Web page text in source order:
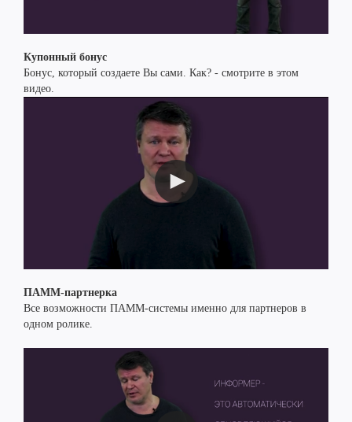
Купонный бонус
Бонус, который создаете Вы сами. Как? - смотрите в этом
видео.
ПАММ-партнерка
Все возможности ПАММ-системы именно для партнеров в
одном ролике.